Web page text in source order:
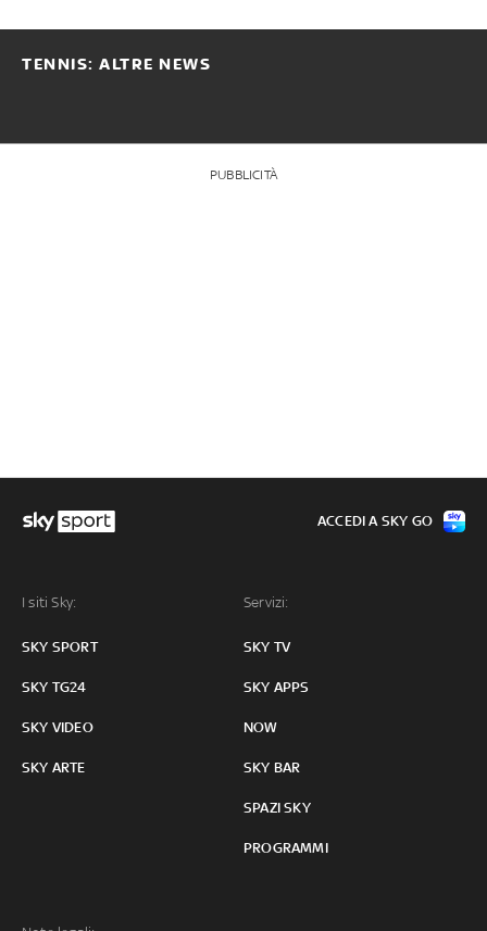
TENNIS: ALTRE NEWS
PUBBLICITÀ
I siti Sky:
SKY SPORT
SKY TG24
SKY VIDEO
SKY ARTE
Servizi:
SKY TV
SKY APPS
NOW
SKY BAR
SPAZI SKY
PROGRAMMI
ACCEDI A SKY GO